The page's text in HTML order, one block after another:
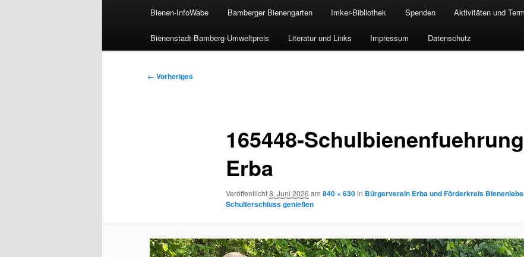
Bienen-InfoWabe Bamberger Bienengarten Imker-Bibliothek Spenden Aktivitäten und
Bienenstadt-Bamberg-Umweltpreis Literatur und Links Impressum Datenschutz
Bilder-
← Vorheriges
165448-
Erba
Veröffentlicht8. Juni 2026 am 840 × 630in Bürgerverein Erba und Förderkreis
Schulterschluss genießen